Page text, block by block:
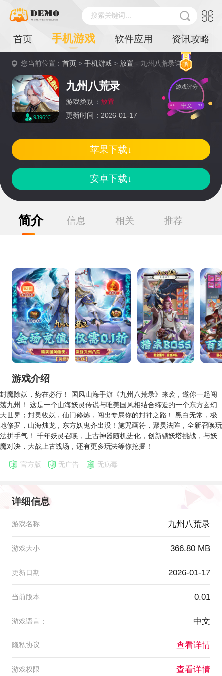
搜索关键词...
首页 手机游戏 软件应用 资讯攻略
您当前位置：首页 >手机游戏 > 放置 - 九州八荒录详情
9396℃
九州八荒录
游戏类别： 放置
更新时间：2026-01-17
游戏评分
中文
安卓下载↓
苹果下载↓
简介 信息 相关 推荐
游戏介绍
封魔除妖，势在必行！ 国风山海手游《九州八荒录》来袭，邀你一起闯
荡九州！ 这是一个山海妖灵传说与唯美国风相结合缔造的一个东方玄幻
大世界；封灵收妖，仙门修炼，闯出专属你的封神之路！ 黑白无常，极
地修罗，山海烛龙，东方妖鬼齐出没！施咒画符，聚灵法阵，全新召唤玩
法拼手气！ 千年妖灵召唤，上古神器随机进化，创新锁妖塔挑战，与妖
魔对决，大战上古战场，还有更多玩法等你挖掘！
官方版 无广告 无病毒
详细信息
游戏名称 九州八荒录
游戏大小 366.80 MB
更新日期 2026-01-17
当前版本 0.01
游戏语言： 中文
隐私协议 查看详情
游戏权限 查看详情